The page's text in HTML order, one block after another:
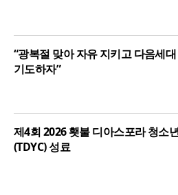
“광복절 맞아 자유 지키고 다음세
기도하자”
제4회 2026 횃불 디아스포라 청소
(TDYC) 성료